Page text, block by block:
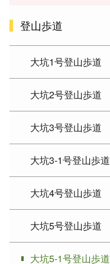
登山歩道
大坑1号登山歩道
大坑2号登山歩道
大坑3号登山歩道
大坑3-1号登山歩道
大坑4号登山歩道
大坑5号登山歩道
大坑5-1号登山歩道